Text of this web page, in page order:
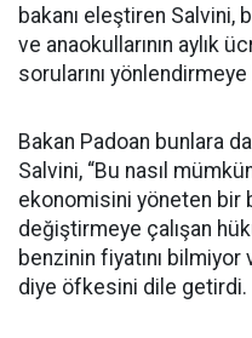
bakanı eleştiren Salvini,
ve anaokullarının aylık
sorularını yönlendirmeye
Bakan Padoan bunlara
Salvini, “Bu nasıl
ekonomisini yöneten bir
değiştirmeye çalışan
benzinin fiyatını bilmiyor
diye öfkesini dile getirdi.